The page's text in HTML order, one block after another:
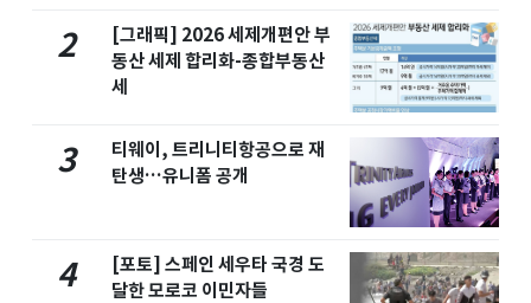
2
[그래픽] 2026 세제개편안 부
동산 세제 합리화-종합부동산
세
3
티웨이, 트리니티항공으로 재
탄생…유니폼 공개
4
[포토] 스페인 세우타 국경 도
달한 모로코 이민자들